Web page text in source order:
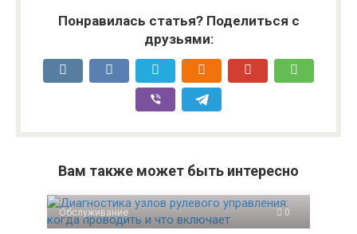
Понравилась статья? Поделиться с
друзьями:
Вам также может быть интересно
Обслуживание 0